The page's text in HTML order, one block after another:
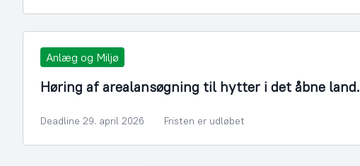
Anlæg og Miljø
Høring af arealansøgning til hytter i det åbne land.
Deadline 29. april 2026 Fristen er udløbet